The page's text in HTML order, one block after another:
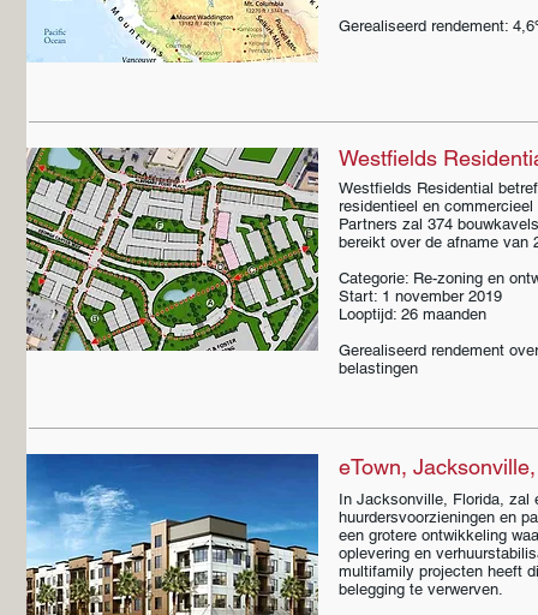
Gerealiseerd rendement:
Westfields
Westfields Residential
residentieel en
Partners zal 374
bereikt over de afname van
Categorie: Re-zoning en
Start: 1 november 2019
Looptijd: 26 maanden
Gerealiseerd rendement
belastingen
eTown,
In Jacksonville, Florida, zal
huurdersvoorzieningen en
een grotere ontwikkeling
oplevering en
multifamily projecten heeft
belegging te verwerven.